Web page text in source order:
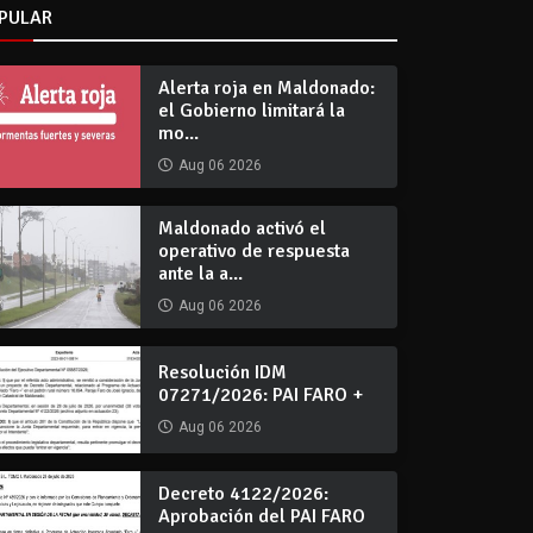
Alerta roja en Maldonado:
el Gobierno limitará la
mo...
Aug 06 2026
Maldonado activó el
operativo de respuesta
ante la a...
Aug 06 2026
Resolución IDM
07271/2026: PAI FARO +
Aug 06 2026
Decreto 4122/2026:
Aprobación del PAI FARO